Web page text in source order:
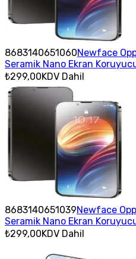
8683140651060Newface
Seramik Nano Ekran
₺299,00KDV Dahil
8683140651039Newface
Seramik Nano Ekran
₺299,00KDV Dahil